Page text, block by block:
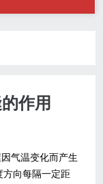
作用
气温变化而产生
方向每隔一定距